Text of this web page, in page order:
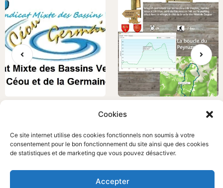
Cookies
Ce site internet utilise des cookies fonctionnels non soumis à votre
consentement pour le bon fonctionnement du site ainsi que des cookies
de statistiques et de marketing que vous pouvez désactiver.
Accepter
Actualités
RANDONNÉE DU JEUDI 15
Randonnées